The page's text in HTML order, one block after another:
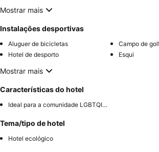
Mostrar mais
Instalações desportivas
Aluguer de bicicletas
Campo de
Hotel de desporto
Esqui
Mostrar mais
Características do hotel
Ideal para a comunidade LGBTQIA+
Tema/tipo de hotel
Hotel ecológico